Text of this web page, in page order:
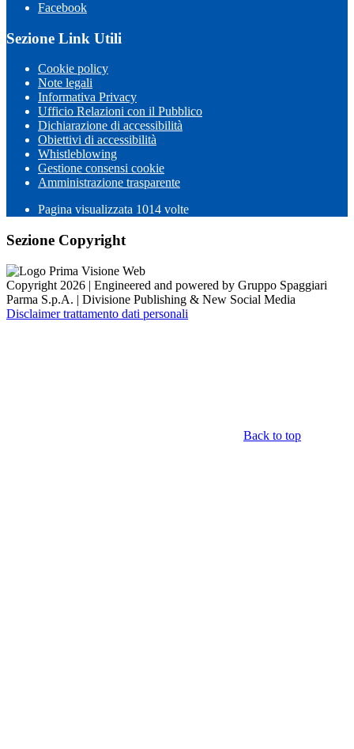
Facebook
Sezione Link Utili
Cookie policy
Note legali
Informativa Privacy
Ufficio Relazioni con il Pubblico
Dichiarazione di accessibilità
Obiettivi di accessibilità
Whistleblowing
Gestione consensi cookie
Amministrazione trasparente
Pagina visualizzata 1014 volte
Sezione Copyright
Copyright 2026 | Engineered and powered by Gruppo Spaggiari
Parma S.p.A. | Divisione Publishing & New Social Media
Disclaimer trattamento dati personali
Back to top